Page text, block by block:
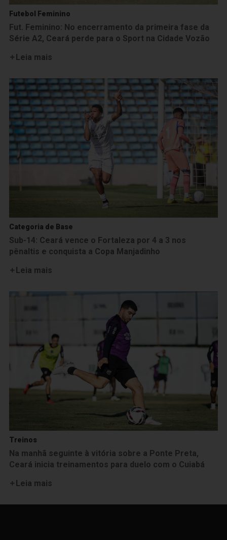
Futebol Feminino
Fut. Feminino: No encerramento da primeira fase da
Série A2, Ceará perde para o Sport na Cidade Vozão
Leia mais
Categoria de Base
Sub-14: Ceará vence o Fortaleza por 4 a 3 nos
pênaltis e conquista a Copa Manjadinho
Leia mais
Treinos
Na manhã seguinte à vitória sobre a Ponte Preta,
Ceará inicia treinamentos para duelo com o Cuiabá
Leia mais